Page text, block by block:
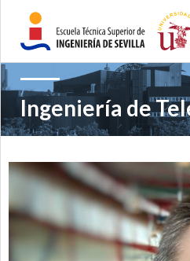
Ingeniería de